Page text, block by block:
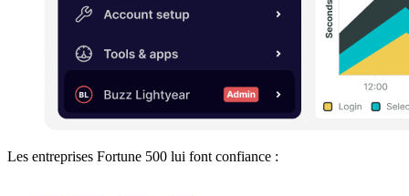
Les entreprises Fortune 500 lui font confiance :